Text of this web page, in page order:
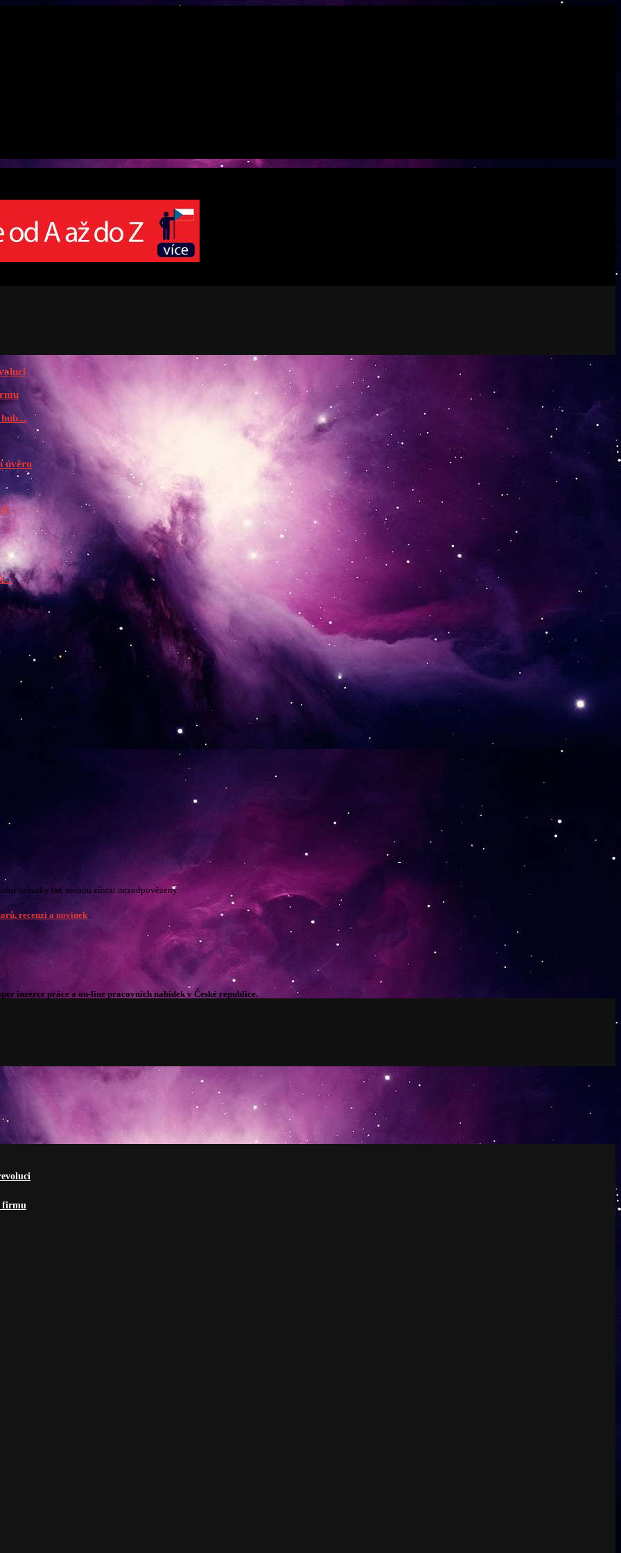
úvěru
nabídky tak mohou zůstat nezodpovězeny.
recenzí a novinek
inzerce práce a on-line pracovních nabídek v České republice.
firmu